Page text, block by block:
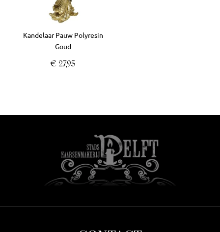
Kandelaar Pauw Polyresin
Goud
€ 27,95